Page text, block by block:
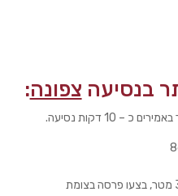
בנסיעה צפונה: